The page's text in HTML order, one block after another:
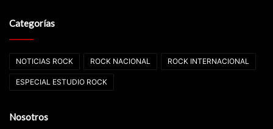
Categorías
NOTICIAS ROCK ROCK NACIONAL ROCK INTERNACIONAL
ESPECIAL ESTUDIO ROCK
Nosotros